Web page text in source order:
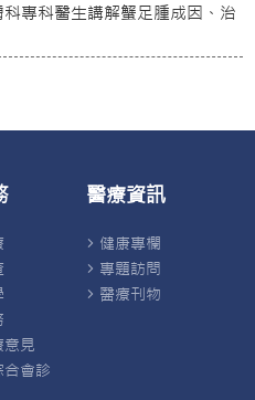
專科醫生講解蟹足腫成因、治
意見
合會診
醫療資訊
健康專欄
專題訪問
醫療刊物